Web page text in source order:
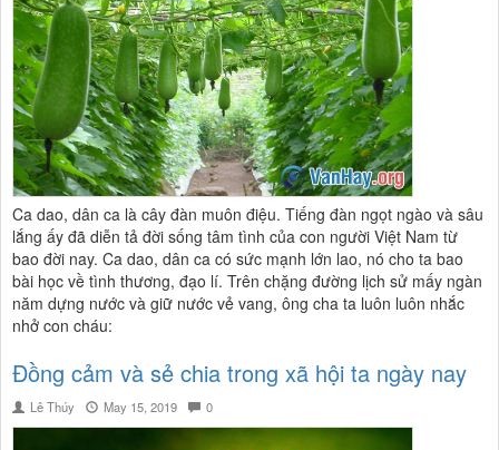
Ca dao, dân ca là cây đàn muôn điệu. Tiếng đàn ngọt ngào và sâu
lắng ấy đã diễn tả đời sống tâm tình của con người Việt Nam từ
bao đời nay. Ca dao, dân ca có sức mạnh lớn lao, nó cho ta bao
bài học về tình thương, đạo lí. Trên chặng đường lịch sử mấy ngàn
năm dựng nước và giữ nước vẻ vang, ông cha ta luôn luôn nhắc
nhở con cháu:
Đồng cảm và sẻ chia trong xã hội ta ngày nay
Lê Thúy May 15, 2019 0